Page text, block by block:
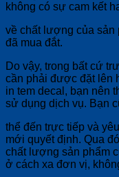
không có sự cam kết
về chất lượng của sản
đã mua đắt.
Do vậy, trong bất cứ
cần phải được đặt lên
in tem decal, bạn nên
sử dụng dịch vụ. Bạn
thể đến trực tiếp và
mới quyết định. Qua
chất lượng sản phẩm
ở cách xa đơn vị,